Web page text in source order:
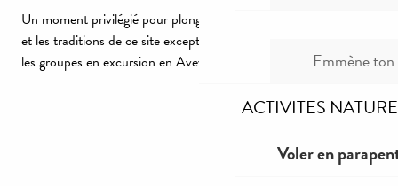
Emmène
ACTIVITES NATURE
Voler en
Un moment privilégié pour plonger dans l’histoire, l’architecture
et les traditions de ce site exceptionnel : un grand classique pour
les groupes en excursion en Aveyron.